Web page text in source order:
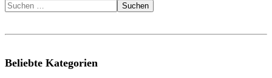
Suchen
Beliebte Kategorien